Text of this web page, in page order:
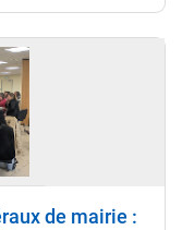
de mairie :